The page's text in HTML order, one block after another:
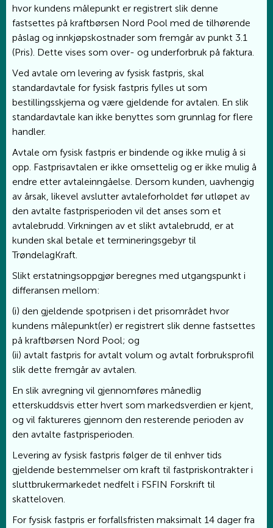
hvor kundens målepunkt er registrert slik denne
fastsettes på kraftbørsen Nord Pool med de tilhørende
påslag og innkjøpskostnader som fremgår av punkt 3.1
(Pris). Dette vises som over- og underforbruk på faktura.
Ved avtale om levering av fysisk fastpris, skal
standardavtale for fysisk fastpris fylles ut som
bestillingsskjema og være gjeldende for avtalen. En slik
standardavtale kan ikke benyttes som grunnlag for flere
handler.
Avtale om fysisk fastpris er bindende og ikke mulig å si
opp. Fastprisavtalen er ikke omsettelig og er ikke mulig å
endre etter avtaleinngåelse. Dersom kunden, uavhengig
av årsak, likevel avslutter avtaleforholdet før utløpet av
den avtalte fastprisperioden vil det anses som et
avtalebrudd. Virkningen av et slikt avtalebrudd, er at
kunden skal betale et termineringsgebyr til
TrøndelagKraft.
Slikt erstatningsoppgjør beregnes med utgangspunkt i
differansen mellom:
(i) den gjeldende spotprisen i det prisområdet hvor
kundens målepunkt(er) er registrert slik denne fastsettes
på kraftbørsen Nord Pool; og
(ii) avtalt fastpris for avtalt volum og avtalt forbruksprofil
slik dette fremgår av avtalen.
En slik avregning vil gjennomføres månedlig
etterskuddsvis etter hvert som markedsverdien er kjent,
og vil faktureres gjennom den resterende perioden av
den avtalte fastprisperioden.
Levering av fysisk fastpris følger de til enhver tids
gjeldende bestemmelser om kraft til fastpriskontrakter i
sluttbrukermarkedet nedfelt i FSFIN Forskrift til
skatteloven.
For fysisk fastpris er forfallsfristen maksimalt 14 dager fra